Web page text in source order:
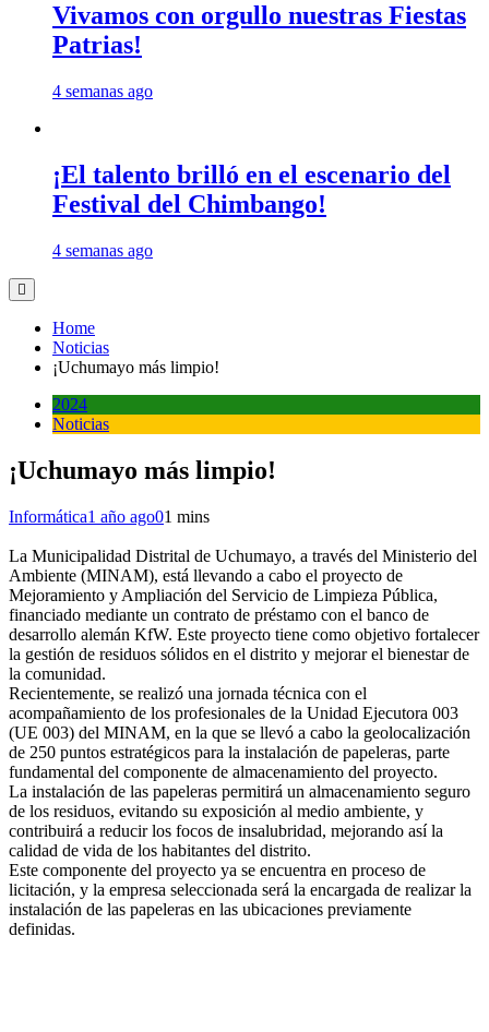
Vivamos con orgullo nuestras Fiestas
Patrias!
4 semanas ago
¡El talento brilló en el escenario del
Festival del Chimbango!
4 semanas ago
Home
Noticias
¡Uchumayo más limpio!
2024
Noticias
¡Uchumayo más limpio!
Informática1 año ago01 mins
La Municipalidad Distrital de Uchumayo, a través del Ministerio del
Ambiente (MINAM), está llevando a cabo el proyecto de
Mejoramiento y Ampliación del Servicio de Limpieza Pública,
financiado mediante un contrato de préstamo con el banco de
desarrollo alemán KfW. Este proyecto tiene como objetivo fortalecer
la gestión de residuos sólidos en el distrito y mejorar el bienestar de
la comunidad.
Recientemente, se realizó una jornada técnica con el
acompañamiento de los profesionales de la Unidad Ejecutora 003
(UE 003) del MINAM, en la que se llevó a cabo la geolocalización
de 250 puntos estratégicos para la instalación de papeleras, parte
fundamental del componente de almacenamiento del proyecto.
La instalación de las papeleras permitirá un almacenamiento seguro
de los residuos, evitando su exposición al medio ambiente, y
contribuirá a reducir los focos de insalubridad, mejorando así la
calidad de vida de los habitantes del distrito.
Este componente del proyecto ya se encuentra en proceso de
licitación, y la empresa seleccionada será la encargada de realizar la
instalación de las papeleras en las ubicaciones previamente
definidas.